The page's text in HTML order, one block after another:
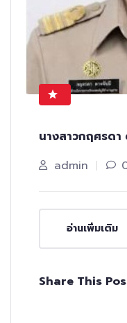
นางสาวกฤศรดา
admin
อ่านเพิ่มเติม
Share This